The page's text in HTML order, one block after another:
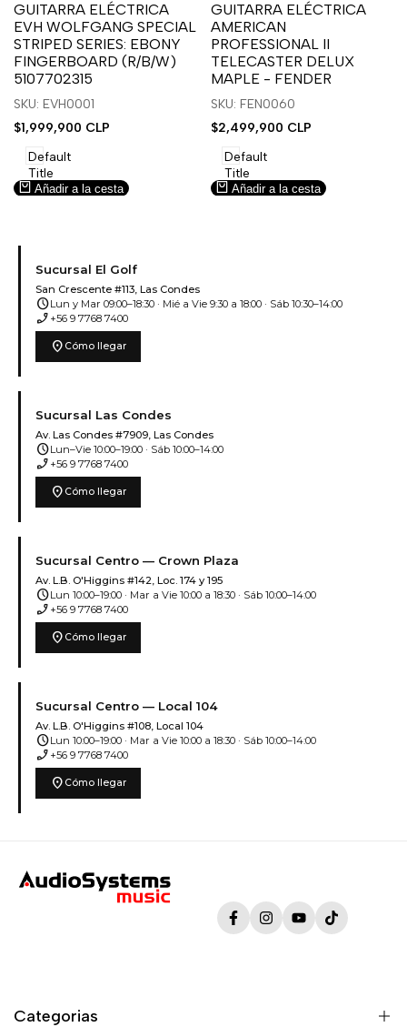
para
usar
la
lista
deseos.
para
usar
Compare
GUITARRA ELÉCTRICA
EVH WOLFGANG SPECIAL
STRIPED SERIES: EBONY
FINGERBOARD (R/B/W)
5107702315
SKU: EVH0001
Precio
venta
$1,999,900 CLP
Default
Title
Añadir a la cesta
para
usar
la
lista
deseos.
para
usar
Compare
GUITARRA ELÉCTRICA
AMERICAN
PROFESSIONAL II
TELECASTER DELUX
MAPLE - FENDER
SKU: FEN0060
Precio
venta
$2,499,900 CLP
Default
Title
Añadir a la cesta
Sucursal El Golf
San Crescente #113, Las Condes
scheduleLun y Mar 09:00–18:30 · Mié a Vie 9:30 a 18:00 · Sáb 10:30–14:00
phone_enabled +56 9 7768 7400
location_on Cómo llegar
Sucursal Las Condes
Av. Las Condes #7909, Las Condes
scheduleLun–Vie 10:00–19:00 · Sáb 10:00–14:00
phone_enabled +56 9 7768 7400
location_on Cómo llegar
Sucursal Centro — Crown Plaza
Av. L.B. O'Higgins #142, Loc. 174 y 195
scheduleLun 10:00–19:00 · Mar a Vie 10:00 a 18:30 · Sáb 10:00–14:00
phone_enabled +56 9 7768 7400
location_on Cómo llegar
Sucursal Centro — Local 104
Av. L.B. O'Higgins #108, Local 104
scheduleLun 10:00–19:00 · Mar a Vie 10:00 a 18:30 · Sáb 10:00–14:00
phone_enabled +56 9 7768 7400
location_on Cómo llegar
FacebookInstagramYouTubeTikTok
Categorias